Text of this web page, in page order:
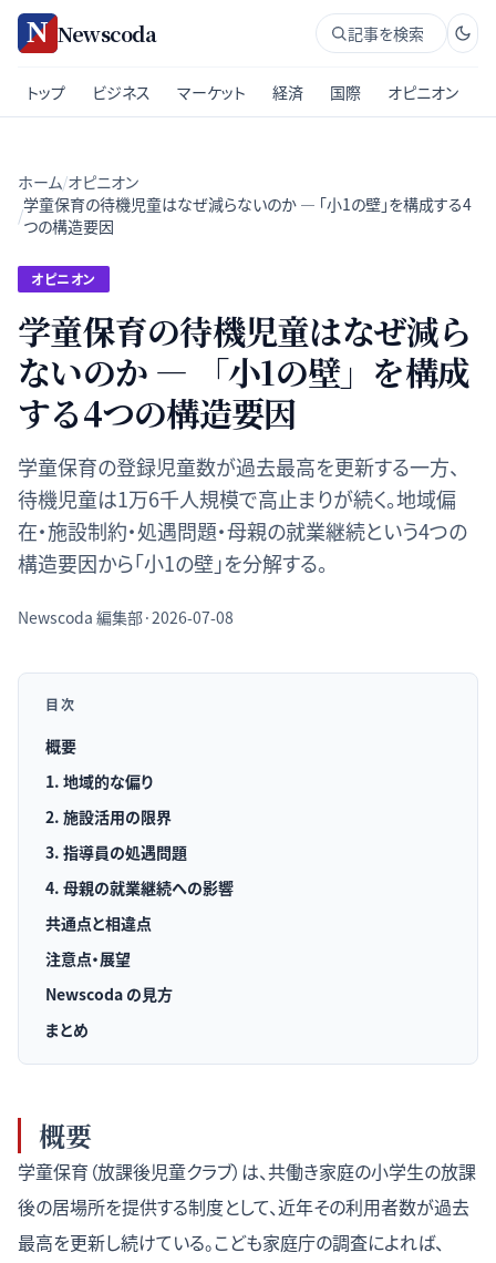
Newscoda 記事を検索
トップ ビジネス マーケット 経済 国際 オピニオン
ホーム/オピニオン
/学童保育の待機児童はなぜ減らないのか — 「小1の壁」を構成する4
つの構造要因
オピニオン
学童保育の待機児童はなぜ減ら
ないのか — 「小1の壁」を構成
する4つの構造要因
学童保育の登録児童数が過去最高を更新する一方、
待機児童は1万6千人規模で高止まりが続く。地域偏
在・施設制約・処遇問題・母親の就業継続という4つの
構造要因から「小1の壁」を分解する。
Newscoda 編集部·2026-07-08
目次
概要
1. 地域的な偏り
2. 施設活用の限界
3. 指導員の処遇問題
4. 母親の就業継続への影響
共通点と相違点
注意点・展望
Newscoda の見方
まとめ
概要
学童保育（放課後児童クラブ）は、共働き家庭の小学生の放課
後の居場所を提供する制度として、近年その利用者数が過去
最高を更新し続けている。こども家庭庁の調査によれば、